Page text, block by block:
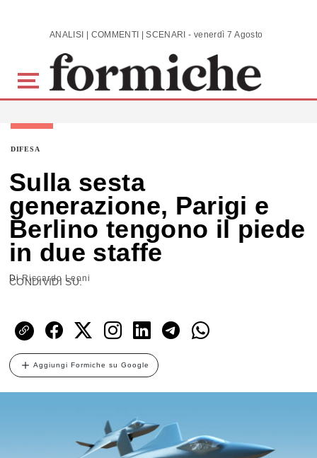
Skip to main content ANALISI | COMMENTI | SCENARI - venerdì 7 Agosto 2026
DIFESA
Sulla sesta
generazione, Parigi e
Berlino tengono il piede
in due staffe
DiRiccardo Leoni
CONDIVIDI SU:
Aggiungi Formiche su Google